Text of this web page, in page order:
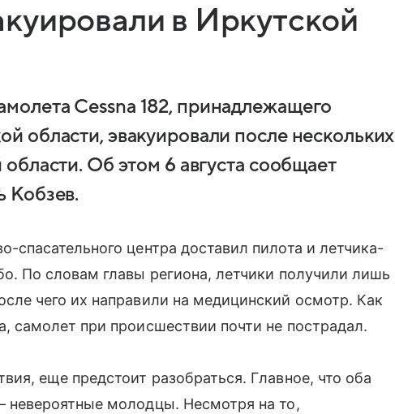
в Иркутской
Cessna 182, принадлежащего
области, эвакуировали после нескольких
Об этом 6 августа сообщает
Кобзев.
спасательного центра доставил пилота и летчика-
По словам главы региона, летчики получили лишь
чего их направили на медицинский осмотр. Как
самолет при происшествии почти не пострадал.
еще предстоит разобраться. Главное, что оба
молодцы. Несмотря на то,